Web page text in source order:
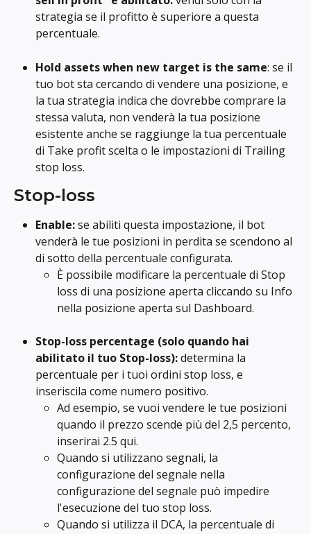
strategia se il profitto è superiore a questa
percentuale.
Hold assets when new target is the same: se il
tuo bot sta cercando di vendere una posizione, e
la tua strategia indica che dovrebbe comprare la
stessa valuta, non venderà la tua posizione
esistente anche se raggiunge la tua percentuale
di Take profit scelta o le impostazioni di Trailing
stop loss.
Stop-loss
Enable: se abiliti questa impostazione, il bot
venderà le tue posizioni in perdita se scendono al
di sotto della percentuale configurata.
È possibile modificare la percentuale di Stop
loss di una posizione aperta cliccando su Info
nella posizione aperta sul Dashboard.
Stop-loss percentage (solo quando hai
abilitato il tuo Stop-loss): determina la
percentuale per i tuoi ordini stop loss, e
inseriscila come numero positivo.
Ad esempio, se vuoi vendere le tue posizioni
quando il prezzo scende più del 2,5 percento,
inserirai 2.5 qui.
Quando si utilizzano segnali, la
configurazione del segnale nella
configurazione del segnale può impedire
l'esecuzione del tuo stop loss.
Quando si utilizza il DCA, la percentuale di